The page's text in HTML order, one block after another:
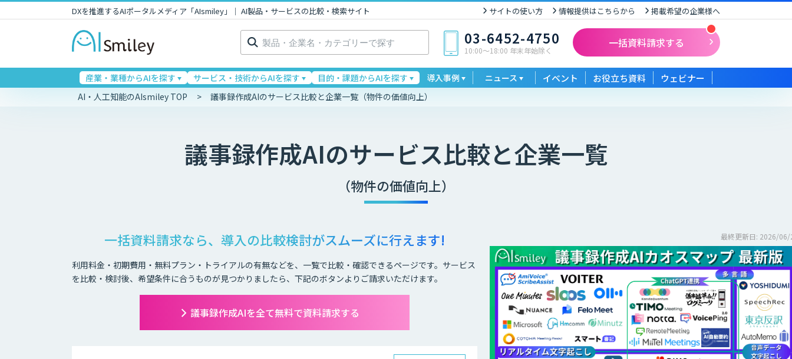
DXを推進するAIポータルメディア「AIsmiley」｜ AI製品・サービスの比較・検索サイト サイトの使い方 情報提供はこちらから 掲載希望の企業様へ
検
索: 03-6452-4750
10:00〜18:00 年末年始除く
一括資料請求する
産業・業種からAIを探す サービス・技術からAIを探す 目的・課題からAIを探す 導入事例 ニュース イベント お役立ち資料 ウェビナー
AI・人工知能のAIsmiley TOP 議事録作成AIのサービス比較と企業一覧（物件の価値向上）
議事録作成AIのサービス比較と企業一覧
（物件の価値向上）
一括資料請求なら、導入の比較検討がスムーズに行えます!
利用料金・初期費用・無料プラン・トライアルの有無などを、一覧で比較・確認できるページです。サービス
を比較・検討後、希望条件に合うものが見つかりましたら、下記のボタンよりご請求いただけます。
議事録作成AIを全て無料で資料請求する
最終更新日: 2026/06/